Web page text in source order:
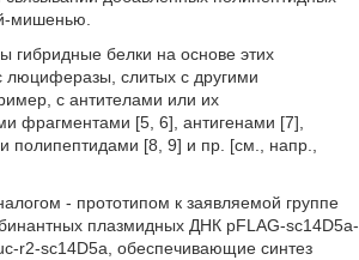
мишенью.
гибридные белки на основе этих
люциферазы, слитых с другими
с антителами или их
фрагментами [5, 6], антигенами [7],
полипептидами [8, 9] и пр. [см., напр.,
- прототипом к заявляемой группе
плазмидных ДНК pFLAG-sc14D5a-
r2-sc14D5a, обеспечивающие синтез